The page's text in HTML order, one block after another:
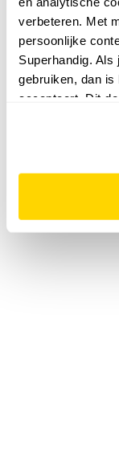
verbeteren. Met
persoonlijke
Superhandig.
gebruiken, dan is
accepteert. Dit
website niet